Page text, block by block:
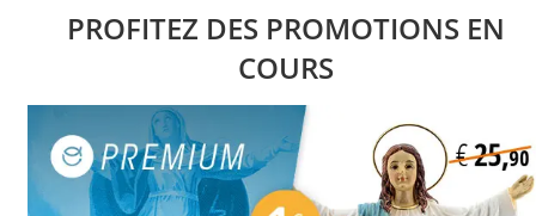
PROFITEZ DES PROMOTIONS EN
COURS